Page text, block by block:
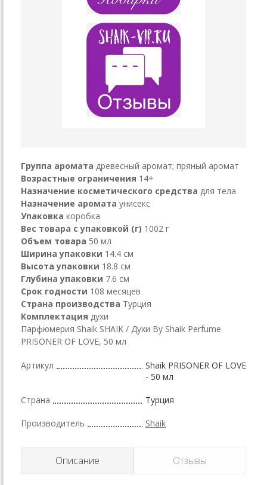
Группа аромата древесный аромат; пряный аромат
Возрастные ограничения 14+
Назначение косметического средства для тела
Назначение аромата унисекс
Упаковка коробка
Вес товара с упаковкой (г) 1002 г
Объем товара 50 мл
Ширина упаковки 14.4 см
Высота упаковки 18.8 см
Глубина упаковки 7.6 см
Срок годности 108 месяцев
Страна производства Турция
Комплектация духи
Парфюмерия Shaik SHAIK / Духи By Shaik Perfume
PRISONER OF LOVE, 50 мл
Артикул
Shaik PRISONER OF LOVE
- 50 мл
Страна Турция
Производитель Shaik
Описание Отзывы